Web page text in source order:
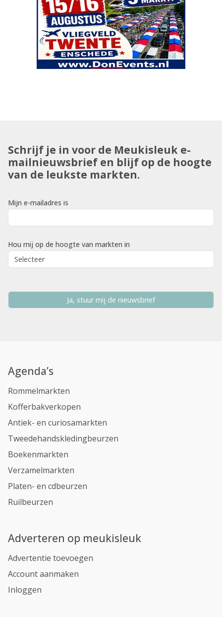
Schrijf je in voor de Meukisleuk e-
mailnieuwsbrief en blijf op de hoogte
van de leukste markten.
Mijn e-mailadres is
Hou mij op de hoogte van markten in
Ja, stuur mij de nieuwsbrief
Agenda’s
Rommelmarkten
Kofferbakverkopen
Antiek- en curiosamarkten
Tweedehandskledingbeurzen
Boekenmarkten
Verzamelmarkten
Platen- en cdbeurzen
Ruilbeurzen
Adverteren op meukisleuk
Advertentie toevoegen
Account aanmaken
Inloggen